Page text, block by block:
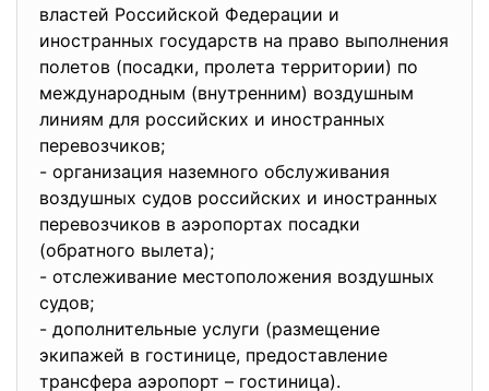
властей Российской Федерации и
иностранных государств на право выполнения
полетов (посадки, пролета территории) по
международным (внутренним) воздушным
линиям для российских и иностранных
перевозчиков;
- организация наземного обслуживания
воздушных судов российских и иностранных
перевозчиков в аэропортах посадки
(обратного вылета);
- отслеживание местоположения воздушных
судов;
- дополнительные услуги (размещение
экипажей в гостинице, предоставление
трансфера аэропорт – гостиница).